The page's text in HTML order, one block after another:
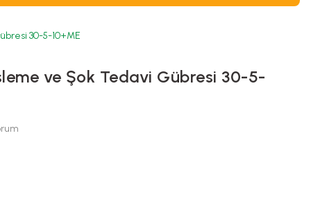
30-5-10+ME
ve Şok Tedavi Gübresi 30-5-